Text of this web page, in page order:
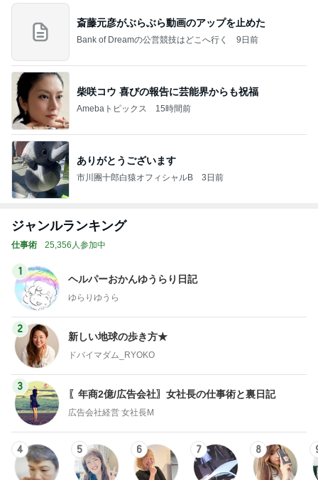
斎藤元彦がぶらぶら動画のアップを止めた
Bank of Dreamの公営競技はどこへ行く 9日前
柴咲コウ 喜びの報告に芸能界からも祝福
Amebaトピックス 15時間前
ありがとうございます
市川團十郎白猿オフィシャルB 3日前
ジャンルランキング
仕事術 25,356人参加中
1
ヘルパーおかんゆうらり日記
ゆらりゆうら
2
新しい地球の歩き方★
ドバイマダム_RYOKO
3
〖年商2億/広告会社〗女社長の仕事術と裏日記
広告会社経営 女社長M
4 5 6 7 8